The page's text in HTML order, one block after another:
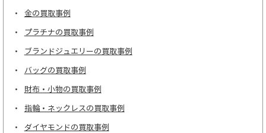
金の買取事例
プラチナの買取事例
ブランドジュエリーの買取事例
バッグの買取事例
財布・小物の買取事例
指輪・ネックレスの買取事例
ダイヤモンドの買取事例